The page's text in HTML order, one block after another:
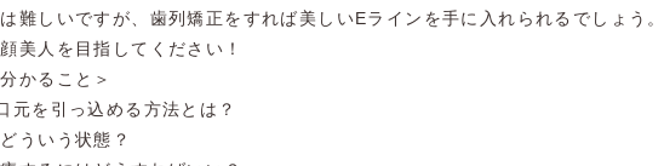
難しいですが、歯列矯正をすれば美しいEラインを手に入れられるでしょう。
美人を目指してください！
かること＞
元を引っ込める方法とは？
ういう状態？